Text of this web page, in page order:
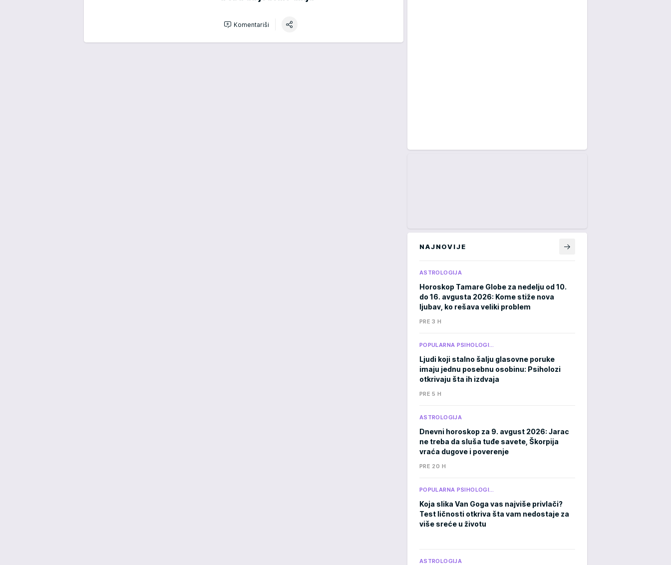
Komentariši
NAJNOVIJE
ASTROLOGIJA
Horoskop Tamare Globe za nedelju od 10.
do 16. avgusta 2026: Kome stiže nova
ljubav, ko rešava veliki problem
PRE 3 H
POPULARNA PSIHOLOGI…
Ljudi koji stalno šalju glasovne poruke
imaju jednu posebnu osobinu: Psiholozi
otkrivaju šta ih izdvaja
PRE 5 H
ASTROLOGIJA
Dnevni horoskop za 9. avgust 2026: Jarac
ne treba da sluša tuđe savete, Škorpija
vraća dugove i poverenje
PRE 20 H
POPULARNA PSIHOLOGI…
Koja slika Van Goga vas najviše privlači?
Test ličnosti otkriva šta vam nedostaje za
više sreće u životu
ASTROLOGIJA